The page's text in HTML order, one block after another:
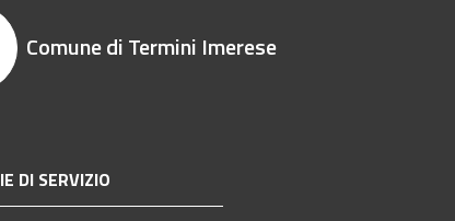
Comune di Termini Imerese
DI SERVIZIO